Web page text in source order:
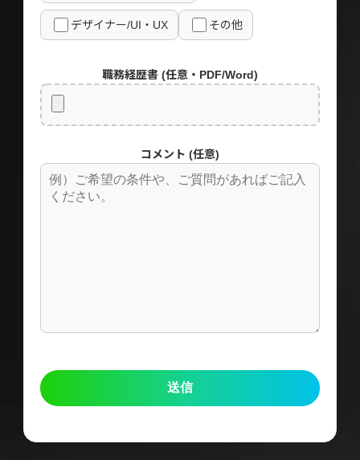
デザイナー/UI・UX その他
職務経歴書 (任意・PDF/Word)
コメント (任意)